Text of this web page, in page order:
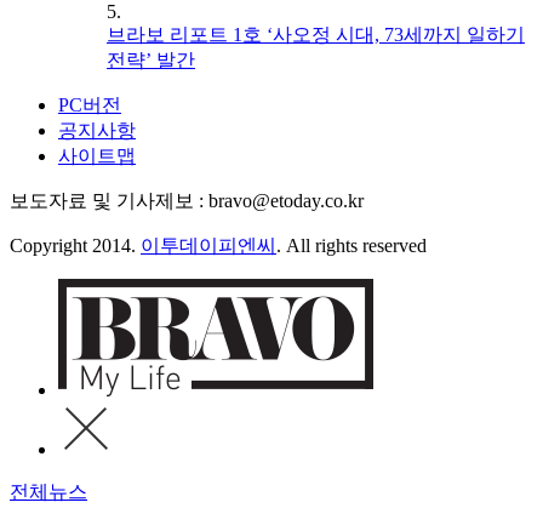
5.
브라보 리포트 1호 ‘사오정 시대, 73세까지 일하기
전략’ 발간
PC버전
공지사항
사이트맵
보도자료 및 기사제보 : bravo@etoday.co.kr
Copyright 2014. 이투데이피엔씨 . All rights reserved
전체뉴스